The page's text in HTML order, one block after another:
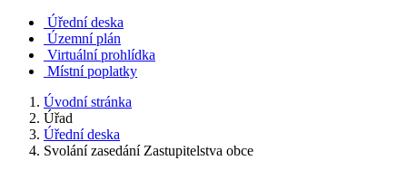
Úřední deska
Územní plán
Virtuální prohlídka
Místní poplatky
Úvodní stránka
Úřad
Úřední deska
Svolání zasedání Zastupitelstva obce